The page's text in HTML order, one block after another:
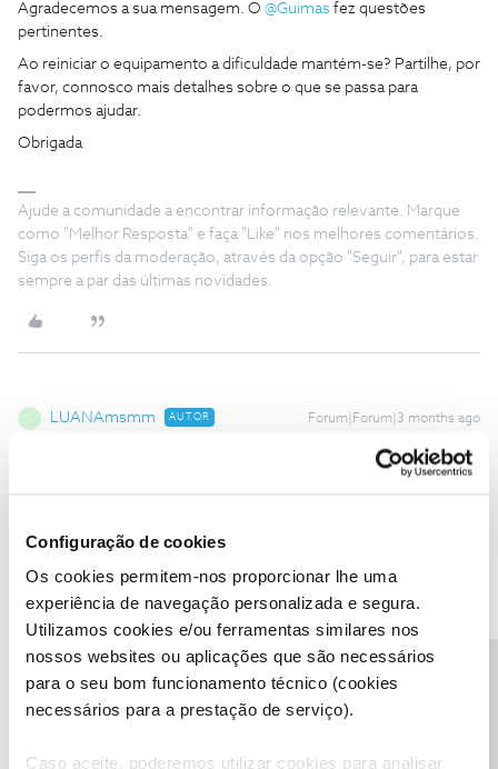
Configuração de cookies
Os cookies permitem-nos proporcionar lhe uma
experiência de navegação personalizada e segura.
Utilizamos cookies e/ou ferramentas similares nos
nossos websites ou aplicações que são necessários
para o seu bom funcionamento técnico (cookies
necessários para a prestação de serviço).
Caso aceite, poderemos utilizar cookies para analisar
Agradecemos a sua mensagem. O ​ @Guimas fez questões
pertinentes.
Ao reiniciar o equipamento a dificuldade mantém-se? Partilhe, por
favor, connosco mais detalhes sobre o que se passa para
podermos ajudar.
Obrigada
Ajude a comunidade a encontrar informação relevante. Marque
como "Melhor Resposta" e faça "Like" nos melhores comentários.
Siga os perfis da moderação, através da opção "Seguir", para estar
sempre a par das últimas novidades.
LUANAmsmm AUTOR Forum|Forum|3 months ago
Sim eu retirei o cartão e voltei a colocar várias vezes. Já reiniciei
várias vezes. Não consigo ligar para a linha pois não tenho serviço
Rafaela F. Forum|Forum|3 months ago
Agradecemos o seu feedback, ​@LUANAmsmm